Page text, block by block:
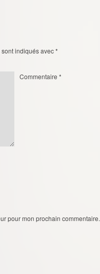
indiqués avec*
Commentaire *
pour mon prochain commentaire.